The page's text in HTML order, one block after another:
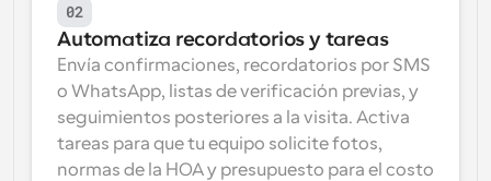
02
Automatiza recordatorios y tareas
Envía confirmaciones, recordatorios por SMS
o WhatsApp, listas de verificación previas, y
seguimientos posteriores a la visita. Activa
tareas para que tu equipo solicite fotos,
normas de la HOA y presupuesto para el costo